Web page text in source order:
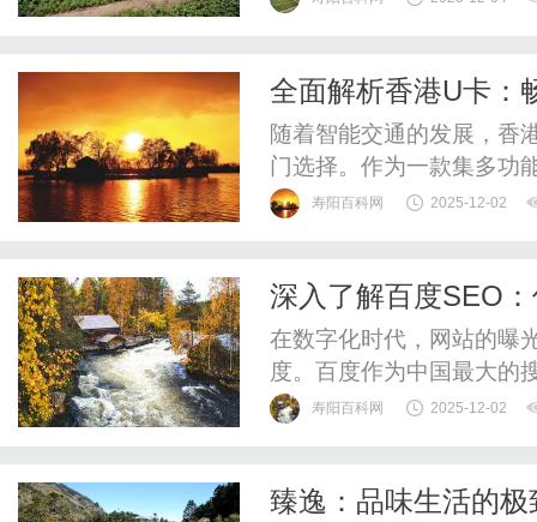
全面解析香港U卡：
随着智能交通的发展，香
门选择。作为一款集多功
客的交通支付，更提升了
U卡支持在线充值和多渠
寿阳百科网 2025-12-02
深入了解百度SEO
在数字化时代，网站的曝
度。百度作为中国最大的
网站的成功至关重要。本
获得更高排名的过程。这
寿阳百科网 2025-12-02
臻逸：品味生活的极